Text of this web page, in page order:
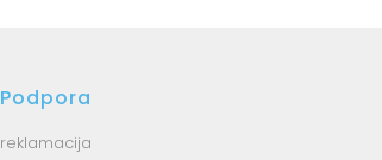
Podpora
reklamacija